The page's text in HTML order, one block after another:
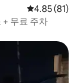
평점 4.85점
4.85 (81)
+ 무료 주차